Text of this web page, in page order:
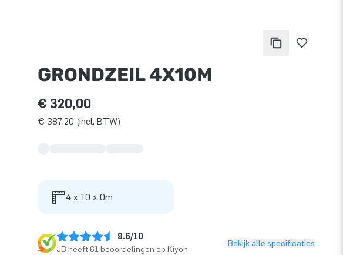
GRONDZEIL 4X10M
€ 320,00
€ 387,20 (incl. BTW)
4 x 10 x 0m
9.6/10
JB heeft 61 beoordelingen op Kiyoh
Bekijk alle specificaties